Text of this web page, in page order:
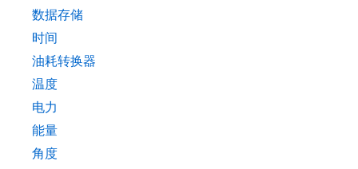
数据存储
时间
油耗转换器
温度
电力
能量
角度